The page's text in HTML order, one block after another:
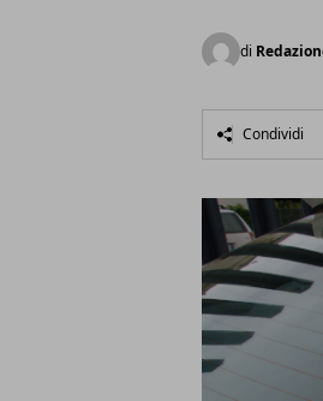
di
Condividi